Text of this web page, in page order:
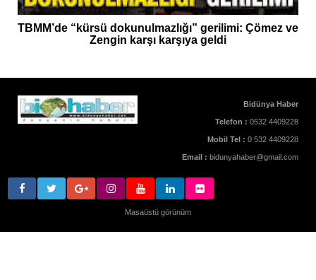
TBMM’de “kürsü dokunulmazlığı” gerilimi: Çömez ve
Zengin karşı karşıya geldi
Bidünya Haber
Telefon : 0532 4409228
Mobil Tel : 0 532 4409228
Email : bidunyahaber@gmail.com
Masaüstü görünüm